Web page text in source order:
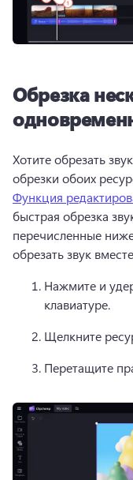
Обрезка
Хотите обрезать
обрезки обоих
Функция
быстрая обрезка
перечисленные
обрезать звук
Нажмите и
клавиатуре.
Щелкните
Перетащите